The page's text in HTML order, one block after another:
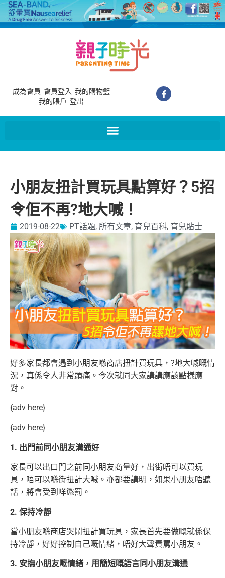
成為會員 會員登入 我的購物籃
我的賬戶 登出
小朋友扭計買玩具點算好？5招
令佢不再?地大喊！
2019-08-22 PT話題, 所有文章, 育兒百科, 育兒貼士
好多家長都會遇到小朋友喺商店扭計買玩具，?地大喊嘅情
況，真係令人非常頭痛。今次就同大家講講應該點樣應
對。
{adv here}
{adv here}
1. 出門前同小朋友溝通好
家長可以出口門之前同小朋友商量好，出街唔可以買玩
具，唔可以喺街扭計大喊。亦都要講明，如果小朋友唔聽
話，將會受到咩懲罰。
2. 保持冷靜
當小朋友喺商店哭鬧扭計買玩具，家長首先要做嘅就係保
持冷靜，好好控制自己嘅情緒，唔好大聲責罵小朋友。
3. 安撫小朋友嘅情緒，用簡短嘅語言同小朋友溝通